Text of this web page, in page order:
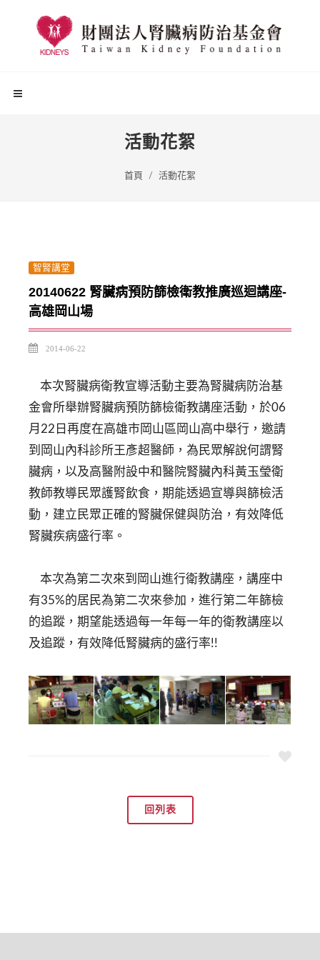
活動花絮
首頁 活動花絮
智腎講堂
20140622 腎臟病預防篩檢衛教推廣巡迴講座-
高雄岡山場
2014-06-22
本次腎臟病衛教宣導活動主要為腎臟病防治基
金會所舉辦腎臟病預防篩檢衛教講座活動，於06
月22日再度在高雄市岡山區岡山高中舉行，邀請
到岡山內科診所王彥超醫師，為民眾解說何謂腎
臟病，以及高醫附設中和醫院腎臟內科黃玉瑩衛
教師教導民眾護腎飲食，期能透過宣導與篩檢活
動，建立民眾正確的腎臟保健與防治，有效降低
腎臟疾病盛行率。
本次為第二次來到岡山進行衛教講座，講座中
有35%的居民為第二次來參加，進行第二年篩檢
的追蹤，期望能透過每一年每一年的衛教講座以
及追蹤，有效降低腎臟病的盛行率!!
回列表